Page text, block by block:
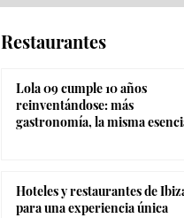
Restaurantes
Lola 09 cumple 10 años
reinventándose: más
gastronomía, la misma
Hoteles y restaurantes de
para una experiencia única